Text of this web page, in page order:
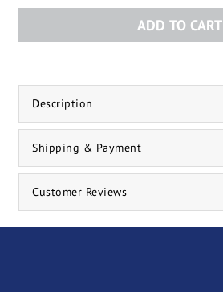
ADD TO CART
Description
Shipping & Payment
Customer Reviews